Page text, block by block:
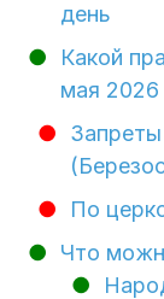
день
Какой
мая 2026
По
Что